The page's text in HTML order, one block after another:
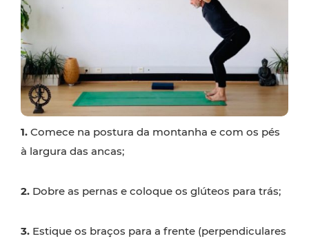
1. Comece na postura da montanha e com os pés
à largura das ancas;
2. Dobre as pernas e coloque os glúteos para trás;
3. Estique os braços para a frente (perpendiculares